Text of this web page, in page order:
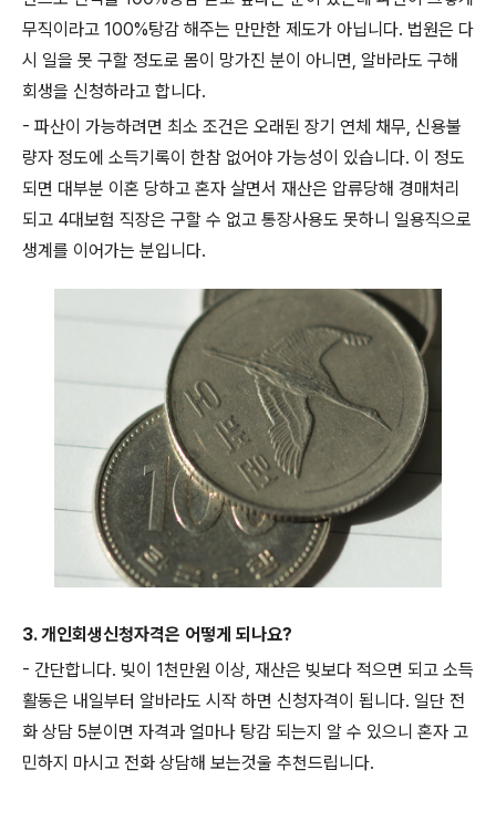
무직이라고 100%탕감 해주는 만만한 제도가 아닙니다. 법원은 다
시 일을 못 구할 정도로 몸이 망가진 분이 아니면, 알바라도 구해
회생을 신청하라고 합니다.
- 파산이 가능하려면 최소 조건은 오래된 장기 연체 채무, 신용불
량자 정도에 소득기록이 한참 없어야 가능성이 있습니다. 이 정도
되면 대부분 이혼 당하고 혼자 살면서 재산은 압류당해 경매처리
되고 4대보험 직장은 구할 수 없고 통장사용도 못하니 일용직으로
생계를 이어가는 분입니다.
3. 개인회생신청자격은 어떻게 되나요?
- 간단합니다. 빚이 1천만원 이상, 재산은 빚보다 적으면 되고 소득
활동은 내일부터 알바라도 시작 하면 신청자격이 됩니다. 일단 전
화 상담 5분이면 자격과 얼마나 탕감 되는지 알 수 있으니 혼자 고
민하지 마시고 전화 상담해 보는것울 추천드립니다.